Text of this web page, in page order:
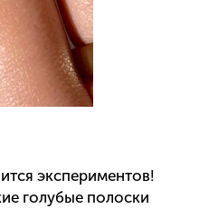
экспериментов!
голубые полоски